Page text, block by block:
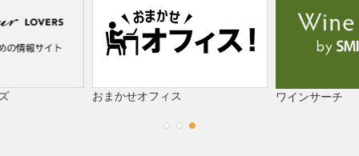
【プレスリリース】 「「もうドリンクホルダーは要らない！」
ホルダーいらずの紙袋が登場」
「CAFERES JAPAN2025」出展のお知らせ
おまかせオフィス ワインサーチ